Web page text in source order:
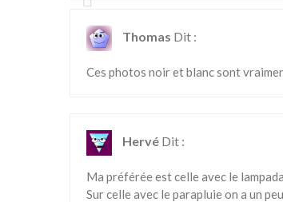
Thomas Dit :
Ces photos noir et blanc sont
Hervé Dit :
Ma préférée est celle avec le
Sur celle avec le parapluie on a un